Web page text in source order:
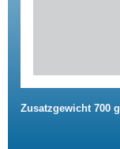
Zusatzgewicht 700 g